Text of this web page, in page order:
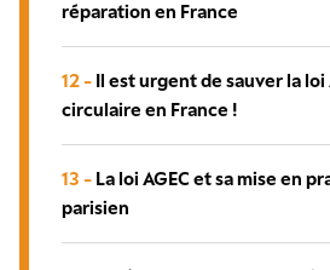
réparation en France
12 - Il est urgent de sauver la loi
circulaire en France !
13 - La loi AGEC et sa mise en
parisien